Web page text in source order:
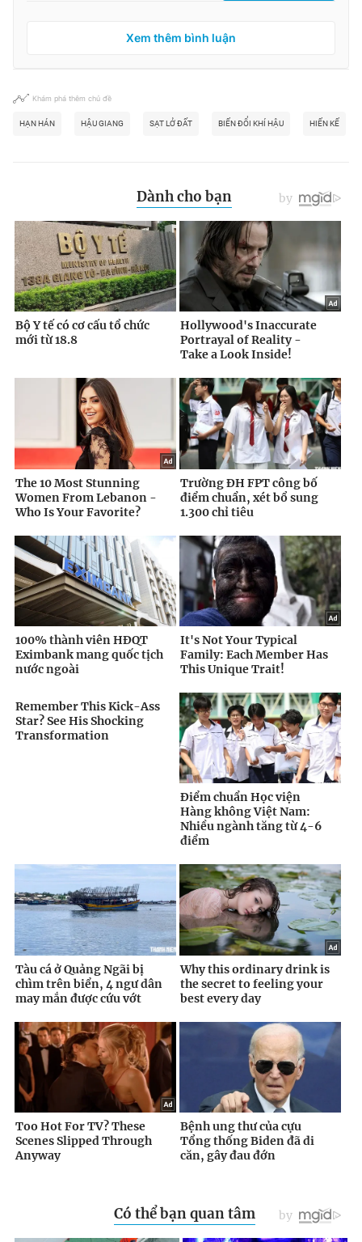
Xem thêm bình luận
Khám phá thêm chủ đề
HẠN HÁN HẬU GIANG SẠT LỞ ĐẤT BIẾN ĐỔI KHÍ HẬU HIẾN KẾ